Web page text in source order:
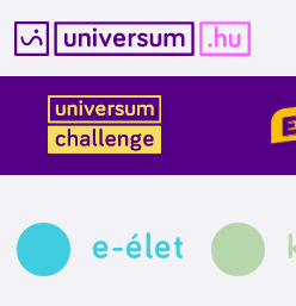
tartalomba
e-élet